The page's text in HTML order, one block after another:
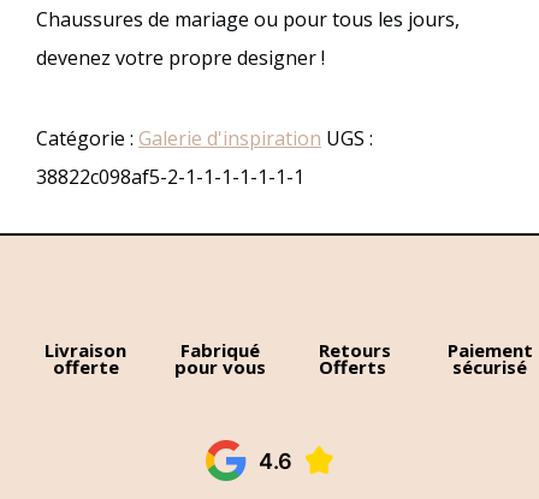
Chaussures de mariage ou pour tous les jours,
devenez votre propre designer !
Catégorie : Galerie d'inspiration UGS :
38822c098af5-2-1-1-1-1-1-1-1
Livraison
offerte
Fabriqué
pour vous
Retours
Offerts
Paiement
sécurisé